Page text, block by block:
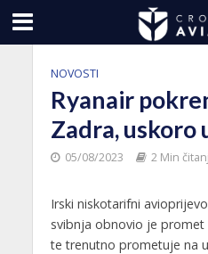
NOVOSTI
Ryanair
Zadra, uskoro
05/08/2023 2 Min
Irski niskotarifni
svibnja obnovio je promet
te trenutno prometuje na